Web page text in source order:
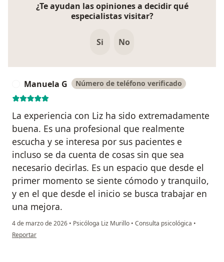
¿Te ayudan las opiniones a decidir qué
especialistas visitar?
Si No
Manuela G Número de teléfono verificado
La experiencia con Liz ha sido extremadamente
buena. Es una profesional que realmente
escucha y se interesa por sus pacientes e
incluso se da cuenta de cosas sin que sea
necesario decirlas. Es un espacio que desde el
primer momento se siente cómodo y tranquilo,
y en el que desde el inicio se busca trabajar en
una mejora.
4 de marzo de 2026 • Psicóloga Liz Murillo • Consulta psicológica •
en opinión del usuario Manuela G
Reportar